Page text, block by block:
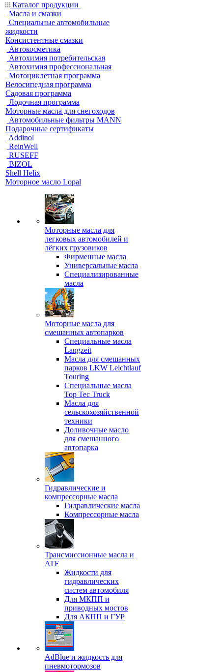
Каталог продукции
Масла и смазки
Специальные автомобильные
жидкости
Консистентные смазки
Автокосметика
Автохимия потребительская
Автохимия профессиональная
Мотоциклетная программа
Велосипедная программа
Садовая программа
Лодочная программа
Моторные масла для снегоходов
Автомобильные фильтры MANN
Подарочные сертификаты
Addinol
ReinWell
RUSEFF
BIZOL
Shell Helix
Моторное масло Lopal
Моторные масла для
легковых автомобилей и
лёгких грузовиков
Фирменные масла
Универсальные масла
Специализированные
масла
Моторные масла для
смешанных автопарков
Специальные масла
Langzeit
Масла для смешанных
парков LKW Leichtlauf
Touring
Специальные масла
Top Tec Truck
Масла для
сельскохозяйственной
техники
Доливочные масло
для смешанного
автопарка
Гидравлические и
компрессорные масла
Гидравлические масла
Компрессорные масла
Трансмиссионные масла и
ATF
Жидкости для
гидравлических
систем автомобиля
Для МКПП и
приводных мостов
Для АКПП и ГУР
AdBlue и жидкость для
пневмотормозов